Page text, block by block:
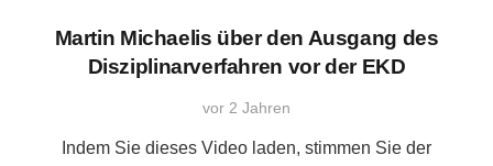
Martin Michaelis über den Ausgang des
Disziplinarverfahren vor der EKD
vor 2 Jahren
Indem Sie dieses Video laden, stimmen Sie der